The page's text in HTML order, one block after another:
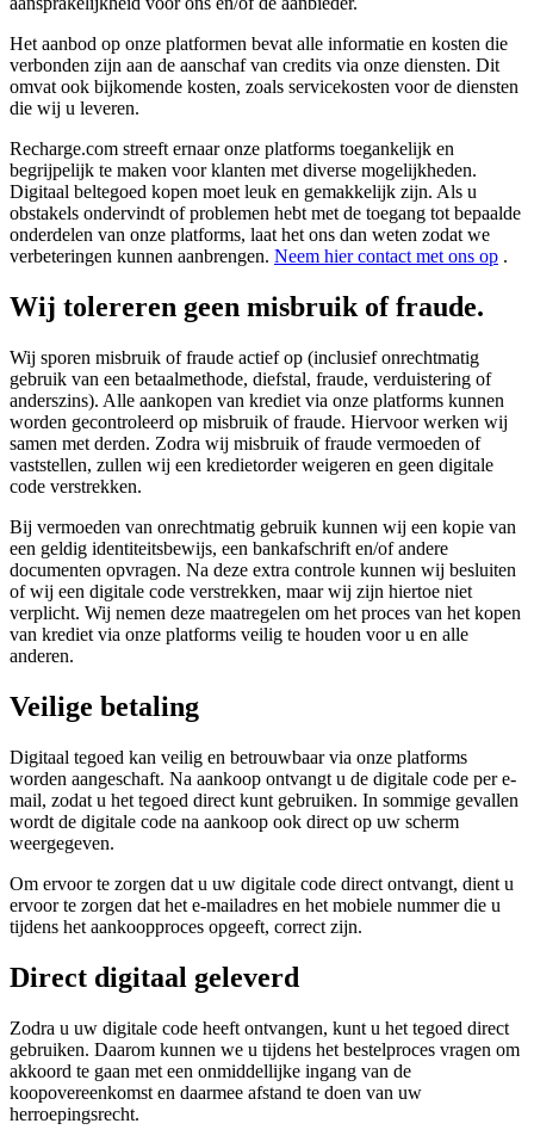
Het aanbod op onze platformen bevat alle informatie en kosten die
verbonden zijn aan de aanschaf van credits via onze diensten. Dit
omvat ook bijkomende kosten, zoals servicekosten voor de diensten
die wij u leveren.
Recharge.com streeft ernaar onze platforms toegankelijk en
begrijpelijk te maken voor klanten met diverse mogelijkheden.
Digitaal beltegoed kopen moet leuk en gemakkelijk zijn. Als u
obstakels ondervindt of problemen hebt met de toegang tot bepaalde
onderdelen van onze platforms, laat het ons dan weten zodat we
verbeteringen kunnen aanbrengen. Neem hier contact met ons op .
Wij tolereren geen misbruik of fraude.
Wij sporen misbruik of fraude actief op (inclusief onrechtmatig
gebruik van een betaalmethode, diefstal, fraude, verduistering of
anderszins). Alle aankopen van krediet via onze platforms kunnen
worden gecontroleerd op misbruik of fraude. Hiervoor werken wij
samen met derden. Zodra wij misbruik of fraude vermoeden of
vaststellen, zullen wij een kredietorder weigeren en geen digitale
code verstrekken.
Bij vermoeden van onrechtmatig gebruik kunnen wij een kopie van
een geldig identiteitsbewijs, een bankafschrift en/of andere
documenten opvragen. Na deze extra controle kunnen wij besluiten
of wij een digitale code verstrekken, maar wij zijn hiertoe niet
verplicht. Wij nemen deze maatregelen om het proces van het kopen
van krediet via onze platforms veilig te houden voor u en alle
anderen.
Veilige betaling
Digitaal tegoed kan veilig en betrouwbaar via onze platforms
worden aangeschaft. Na aankoop ontvangt u de digitale code per e-
mail, zodat u het tegoed direct kunt gebruiken. In sommige gevallen
wordt de digitale code na aankoop ook direct op uw scherm
weergegeven.
Om ervoor te zorgen dat u uw digitale code direct ontvangt, dient u
ervoor te zorgen dat het e-mailadres en het mobiele nummer die u
tijdens het aankoopproces opgeeft, correct zijn.
Direct digitaal geleverd
Zodra u uw digitale code heeft ontvangen, kunt u het tegoed direct
gebruiken. Daarom kunnen we u tijdens het bestelproces vragen om
akkoord te gaan met een onmiddellijke ingang van de
koopovereenkomst en daarmee afstand te doen van uw
herroepingsrecht.